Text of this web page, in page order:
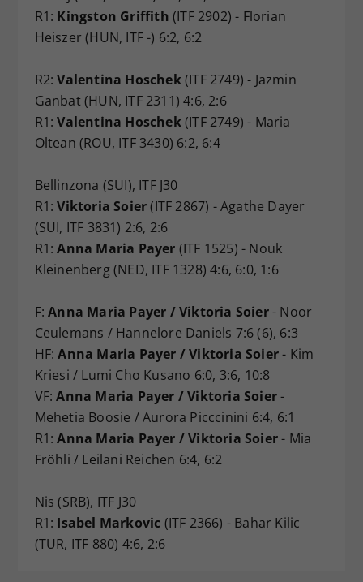
R1: Kingston Griffith (ITF 2902) - Florian
Heiszer (HUN, ITF -) 6:2, 6:2
R2:Valentina Hoschek(ITF 2749) - Jazmin
Ganbat (HUN, ITF 2311) 4:6, 2:6
R1:Valentina Hoschek(ITF 2749) - Maria
Oltean (ROU, ITF 3430) 6:2, 6:4
Bellinzona (SUI), ITF J30
R1:Viktoria Soier(ITF 2867) - Agathe Dayer
(SUI, ITF 3831) 2:6, 2:6
R1:Anna Maria Payer (ITF 1525) - Nouk
Kleinenberg (NED, ITF 1328) 4:6, 6:0, 1:6
F:Anna Maria Payer / Viktoria Soier- Noor
Ceulemans / Hannelore Daniels 7:6 (6), 6:3
HF:Anna Maria Payer / Viktoria Soier- Kim
Kriesi / Lumi Cho Kusano 6:0, 3:6, 10:8
VF:Anna Maria Payer / Viktoria Soier-
Mehetia Boosie / Aurora Picccinini 6:4, 6:1
R1:Anna Maria Payer / Viktoria Soier- Mia
Fröhli / Leilani Reichen 6:4, 6:2
Nis (SRB), ITF J30
R1: Isabel Markovic (ITF 2366) - Bahar Kilic
(TUR, ITF 880) 4:6, 2:6